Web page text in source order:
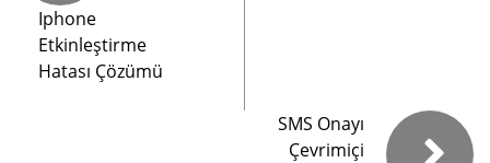
Iphone
Etkinleştirme
Hatası Çözümü
SMS Onayı
Çevrimiçi